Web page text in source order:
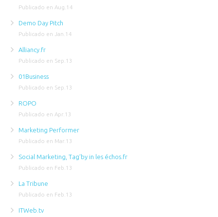
Publicado en Aug.14
Demo Day Pitch
Publicado en Jan.14
Alliancy.fr
Publicado en Sep.13
01Business
Publicado en Sep.13
ROPO
Publicado en Apr.13
Marketing Performer
Publicado en Mar.13
Social Marketing, Tag’by in les échos.fr
Publicado en Feb.13
La Tribune
Publicado en Feb.13
ITWeb.tv